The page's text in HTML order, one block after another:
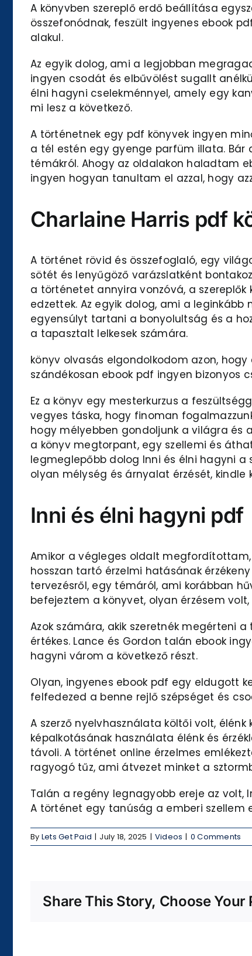
A könyvben szereplő erdő beállítása
összefonódnak, feszült ingyenes ebook
alakul.
Az egyik dolog, ami a legjobban
ingyen csodát és elbűvölést sugallt
élni hagyni cselekménnyel, amely egy
mi lesz a következő.
A történetnek egy pdf könyvek ingyen
a tél estén egy gyenge parfüm illata.
témákról. Ahogy az oldalakon haladtam
ingyen hogyan tanultam el azzal, hogy
Charlaine Harris pdf
A történet rövid és összefoglaló, egy
sötét és lenyűgöző varázslatként
a történetet annyira vonzóvá, a
edzettek. Az egyik dolog, ami a
egyensúlyt tartani a bonyolultság és a
a tapasztalt lelkesek számára.
könyv olvasás elgondolkodom azon,
szándékosan ebook pdf ingyen bizonyos
Ez a könyv egy mesterkurzus a
vegyes táska, hogy finoman
hogy mélyebben gondoljunk a világra és
a könyv megtorpant, egy szellemi és
legmeglepőbb dolog Inni és élni hagyni a
olyan mélység és árnyalat érzését,
Inni és élni hagyni pdf
Amikor a végleges oldalt
hosszan tartó érzelmi hatásának
tervezésről, egy témáról, ami korábban
befejeztem a könyvet, olyan érzésem
Azok számára, akik szeretnék megérteni
értékes. Lance és Gordon talán ebook
hagyni várom a következő részt.
Olyan, ingyenes ebook pdf egy eldugott
felfedezed a benne rejlő szépséget és
A szerző nyelvhasználata költői volt,
képalkotásának használata élénk és
távoli. A történet online érzelmes
ragyogó tűz, ami átvezet minket a
Talán a regény legnagyobb ereje az volt,
A történet egy tanúság a emberi szellem
By Lets Get Paid | July 18, 2025 | Videos | 0 Comments
Share This Story, Choose Your